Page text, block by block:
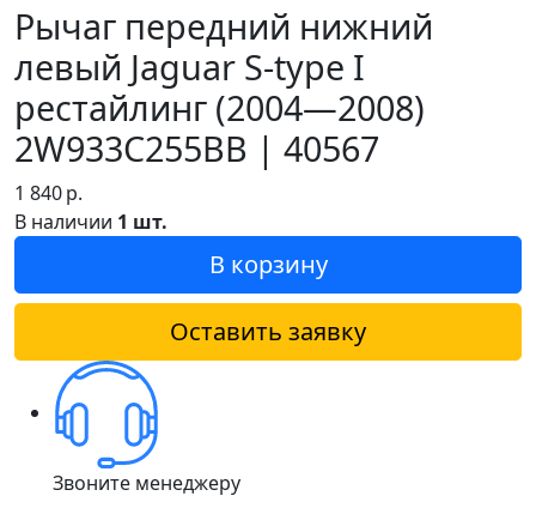
Рычаг передний нижний
левый Jaguar S-type I
рестайлинг (2004—2008)
2W933C255BB | 40567
1 840р.
В наличии 1 шт.
В корзину
Оставить заявку
Звоните менеджеру